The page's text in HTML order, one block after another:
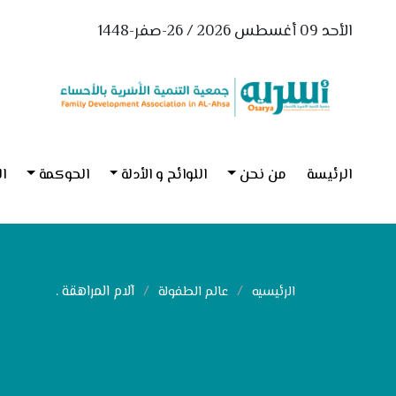
الأحد 09 أغسطس 2026 / 26-صفر-1448
الرئيسة من نحن اللوائح و الأدلة الحوكمة
الرئيسيه عالم الطفولة آلام المراهقة .